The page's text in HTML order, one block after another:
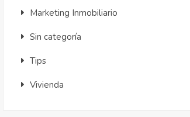
Marketing Inmobiliario
Sin categoría
Tips
Vivienda